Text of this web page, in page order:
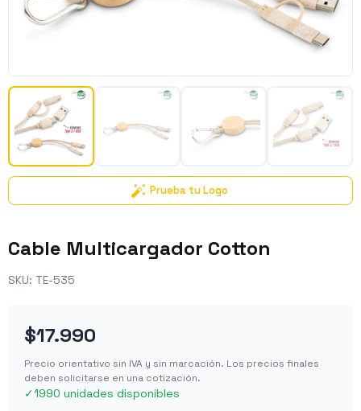
Prueba tu Logo
Cable Multicargador Cotton
SKU: TE-535
$17.990
Precio orientativo sin IVA y sin marcación. Los precios finales
deben solicitarse en una cotización.
✓1990 unidades disponibles